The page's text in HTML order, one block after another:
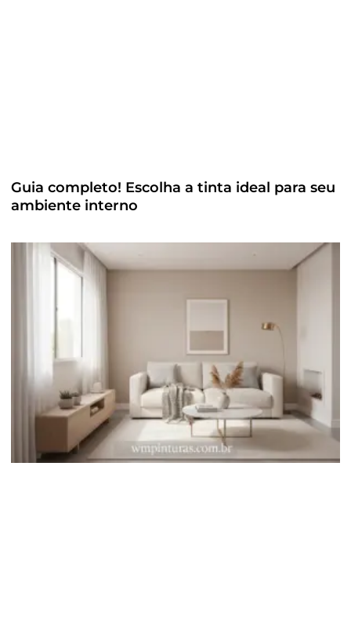
Guia completo! Escolha a tinta ideal para seu
ambiente interno